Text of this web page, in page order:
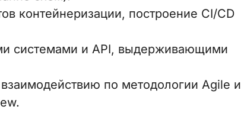
контейнеризации, построение CI/CD
системами и API, выдерживающими
по методологии Agile и